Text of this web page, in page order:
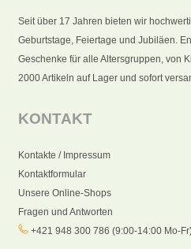
Seit über 17 Jahren bieten wir
Geburtstage, Feiertage und Jubiläen.
Geschenke für alle Altersgruppen, von
2000 Artikeln auf Lager und sofort
KONTAKT
Kontakte / Impressum
Kontaktformular
Unsere Online-Shops
Fragen und Antworten
+421 948 300 786 (9:00-14:00 Mo-